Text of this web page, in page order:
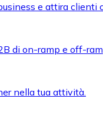
e attira clienti
di on-ramp e off-
nella tua attività.